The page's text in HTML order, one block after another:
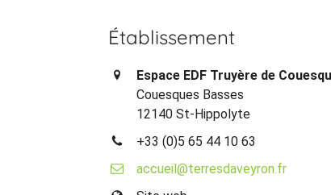
Établissement
Espace EDF Truyère de
Couesques Basses
12140 St-Hippolyte
+33 (0)5 65 44 10 63
accueil@terresdaveyron.fr